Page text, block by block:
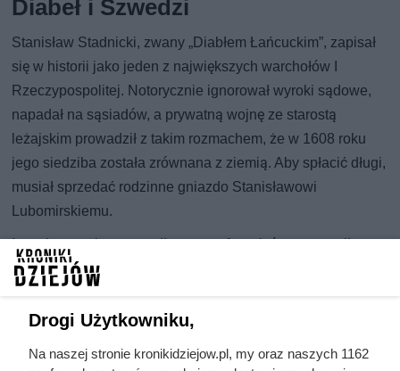
Diabeł i Szwedzi
Stanisław Stadnicki, zwany „Diabłem Łańcuckim”, zapisał
się w historii jako jeden z największych warchołów I
Rzeczypospolitej. Notorycznie ignorował wyroki sądowe,
napadał na sąsiadów, a prywatną wojnę ze starostą
leżajskim prowadził z takim rozmachem, że w 1608 roku
jego siedziba została zrównana z ziemią. Aby spłacić długi,
musiał sprzedać rodzinne gniazdo Stanisławowi
Lubomirskiemu.
I wtedy zamek przeszedł metamorfozę, która zapewniła mu
miejsce w podręcznikach historii. Lubomirski, wojewoda
Polski, w latach 1629–1641 otoczył rezydencję potężnymi
Maciej Trapola zaprojektował pałac, a inżynier Krzysztof
Drogi Użytkowniku,
Na naszej stronie kronikidziejow.pl, my oraz naszych 1162